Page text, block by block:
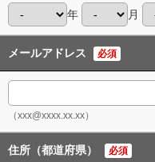
年 月
メールアドレス 必須
（xxx@xxxx.xx.xx）
住所（都道府県） 必須